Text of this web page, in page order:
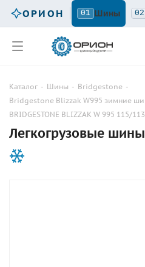
ОРИОН 01 Шины 02
Каталог - Шины - Bridgestone -
Bridgestone Blizzak W995 зимние
BRIDGESTONE BLIZZAK W 995 115/
Легкогрузовые шины